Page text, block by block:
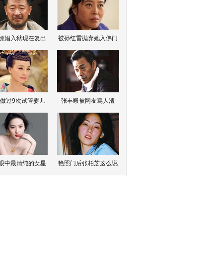
娼入狱现在复出 被孙红雷抛弃她入佛门
过9次试管婴儿 张丰毅被网友骂人渣
中最清纯的女星 艳照门后张柏芝这么说